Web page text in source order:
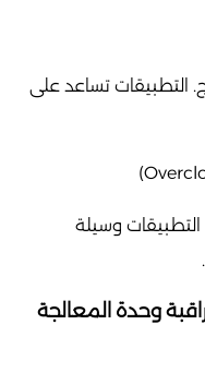
التطبيقات تساعد على
وسيلة
وحدة المعالجة